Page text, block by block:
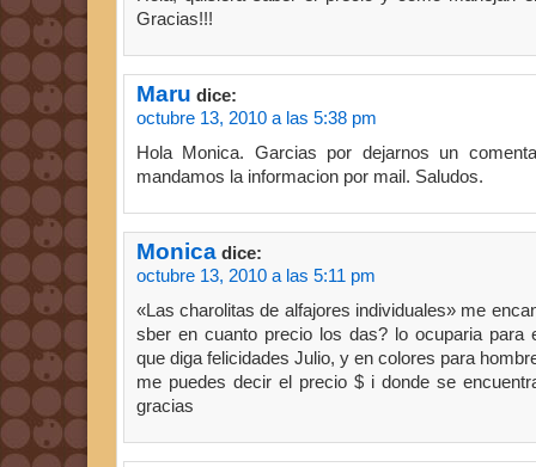
Gracias!!!
Maru dice:
octubre 13, 2010 a las 5:38 pm
Hola Monica. Garcias por dejarnos un
mandamos la informacion por mail. Saludos.
Monica dice:
octubre 13, 2010 a las 5:11 pm
«Las charolitas de alfajores individuales» me
sber en cuanto precio los das? lo ocuparia para
que diga felicidades Julio, y en colores para
me puedes decir el precio $ i donde se
gracias